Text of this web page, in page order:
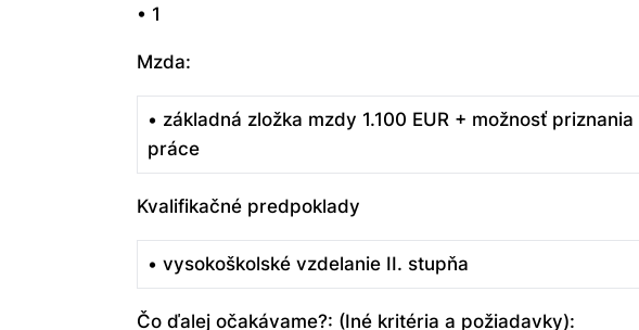
• 1
Mzda:
• základná zložka mzdy 1.100 EUR + možnosť
práce
Kvalifikačné predpoklady
• vysokoškolské vzdelanie II. stupňa
Čo ďalej očakávame?: (Iné kritéria a požiadavky):